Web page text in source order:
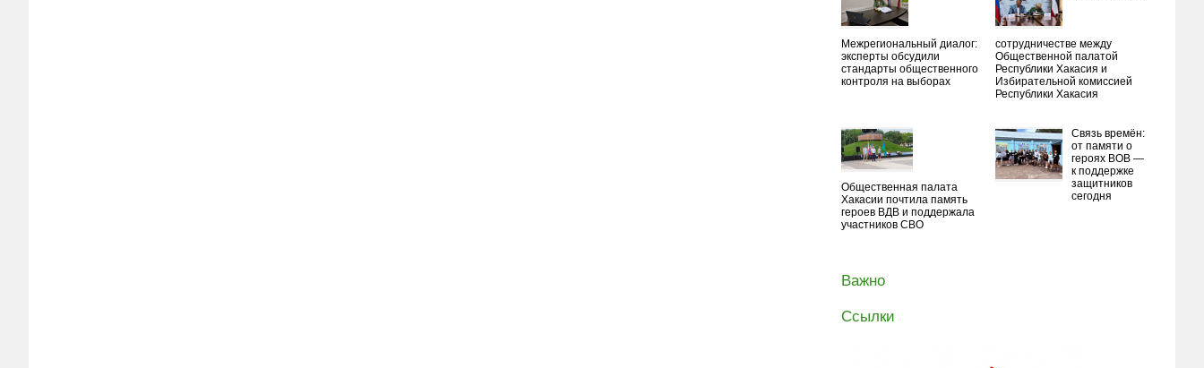
Межрегиональный диалог:
эксперты обсудили
стандарты общественного
контроля на выборах
сотрудничестве между
Общественной палатой
Республики Хакасия и
Избирательной комиссией
Республики Хакасия
Общественная палата
Хакасии почтила память
героев ВДВ и поддержала
участников СВО
Связь времён:
от памяти о
героях ВОВ —
к поддержке
защитников
сегодня
Важно
Ссылки